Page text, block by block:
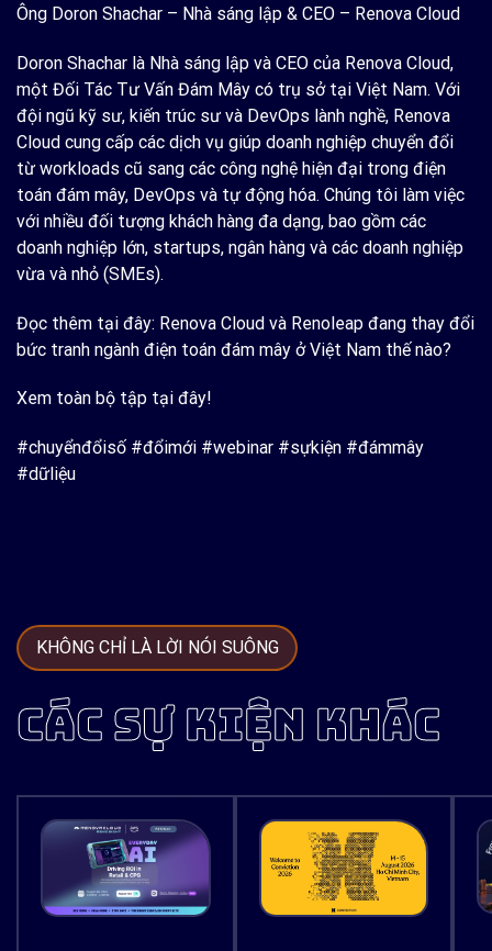
Ông Doron Shachar – Nhà sáng lập & CEO – Renova Cloud
Doron Shachar là Nhà sáng lập và CEO của Renova Cloud,
một Đối Tác Tư Vấn Đám Mây có trụ sở tại Việt Nam. Với
đội ngũ kỹ sư, kiến trúc sư và DevOps lành nghề, Renova
Cloud cung cấp các dịch vụ giúp doanh nghiệp chuyển đổi
từ workloads cũ sang các công nghệ hiện đại trong điện
toán đám mây, DevOps và tự động hóa. Chúng tôi làm việc
với nhiều đối tượng khách hàng đa dạng, bao gồm các
doanh nghiệp lớn, startups, ngân hàng và các doanh nghiệp
vừa và nhỏ (SMEs).
Đọc thêm tại đây: Renova Cloud và Renoleap đang thay đổi
bức tranh ngành điện toán đám mây ở Việt Nam thế nào?
Xem toàn bộ tập tại đây!
#chuyểnđổisố #đổimới #webinar #sựkiện #đámmây
#dữliệu
KHÔNG CHỈ LÀ LỜI NÓI SUÔNG
CÁC SỰ KIỆN KHÁC